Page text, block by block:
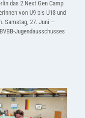
das 2.Next Gen Camp
von U9 bis U13 und
Samstag, 27. Juni —
Jugendausschusses